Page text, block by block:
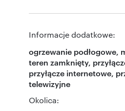
Informacje dodatkowe:
ogrzewanie podłogowe,
teren zamknięty,
przyłącze internetowe,
telewizyjne
Okolica: